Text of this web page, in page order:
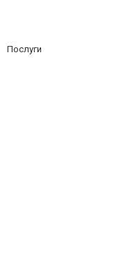
Послуги